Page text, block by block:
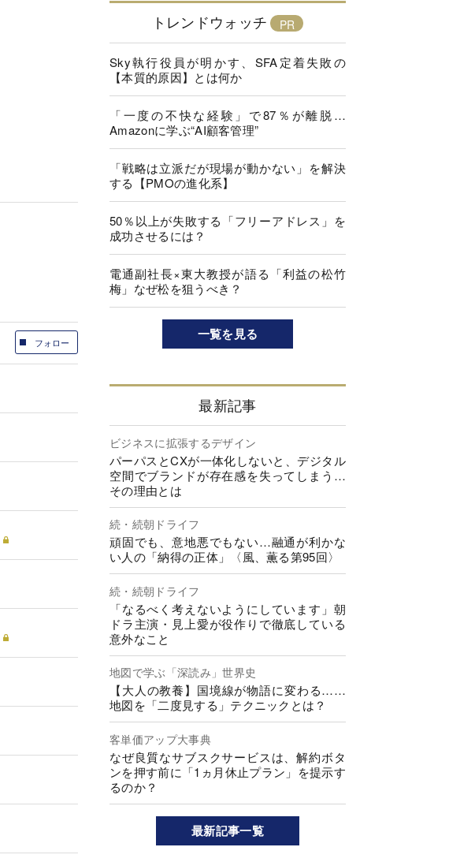
フォロー
トレンドウォッチ
Sky執行役員が明かす、SFA定着失敗の
【本質的原因】とは何か
「一度の不快な経験」で87％が離脱…
Amazonに学ぶ“AI顧客管理”
「戦略は立派だが現場が動かない」を解決
する【PMOの進化系】
50％以上が失敗する「フリーアドレス」を
成功させるには？
電通副社長×東大教授が語る「利益の松竹
梅」なぜ松を狙うべき？
一覧を見る
最新記事
ビジネスに拡張するデザイン
パーパスとCXが一体化しないと、デジタル
空間でブランドが存在感を失ってしまう…
その理由とは
続・続朝ドライフ
頑固でも、意地悪でもない…融通が利かな
い人の「納得の正体」〈風、薫る第95回〉
続・続朝ドライフ
「なるべく考えないようにしています」朝
ドラ主演・見上愛が役作りで徹底している
意外なこと
地図で学ぶ「深読み」世界史
【大人の教養】国境線が物語に変わる……
地図を「二度見する」テクニックとは？
客単価アップ大事典
なぜ良質なサブスクサービスは、解約ボタ
ンを押す前に「1ヵ月休止プラン」を提示す
るのか？
最新記事一覧